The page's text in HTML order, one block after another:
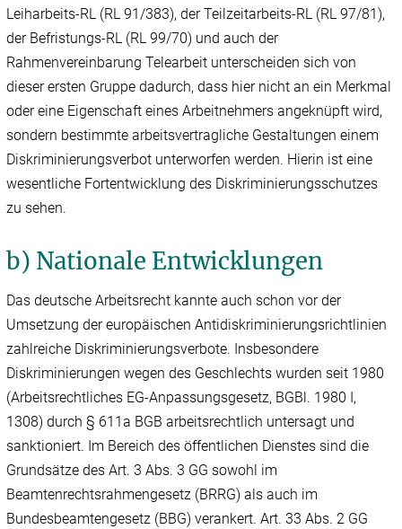
Leiharbeits-RL (RL 91/383), der Teilzeitarbeits-RL (RL 97/81),
der Befristungs-RL (RL 99/70) und auch der
Rahmenvereinbarung Telearbeit unterscheiden sich von
dieser ersten Gruppe dadurch, dass hier nicht an ein Merkmal
oder eine Eigenschaft eines Arbeitnehmers angeknüpft wird,
sondern bestimmte arbeitsvertragliche Gestaltungen einem
Diskriminierungsverbot unterworfen werden. Hierin ist eine
wesentliche Fortentwicklung des Diskriminierungsschutzes
zu sehen.
b) Nationale Entwicklungen
Das deutsche Arbeitsrecht kannte auch schon vor der
Umsetzung der europäischen Antidiskriminierungsrichtlinien
zahlreiche Diskriminierungsverbote. Insbesondere
Diskriminierungen wegen des Geschlechts wurden seit 1980
(Arbeitsrechtliches EG-Anpassungsgesetz, BGBl. 1980 I,
1308) durch § 611a BGB arbeitsrechtlich untersagt und
sanktioniert. Im Bereich des öffentlichen Dienstes sind die
Grundsätze des Art. 3 Abs. 3 GG sowohl im
Beamtenrechtsrahmengesetz (BRRG) als auch im
Bundesbeamtengesetz (BBG) verankert. Art. 33 Abs. 2 GG